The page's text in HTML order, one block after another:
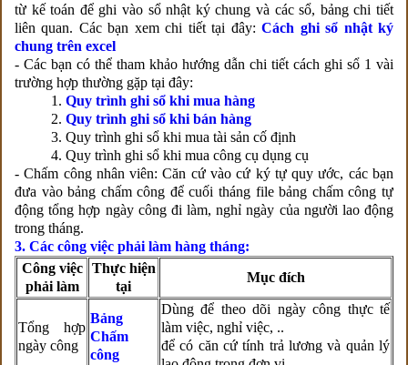
từ kế toán để ghi vào sổ nhật ký chung và các sổ, bảng chi tiết
liên quan. Các bạn xem chi tiết tại đây:Cách ghi sổ nhật ký
chung trên excel
- Các bạn có thể tham khảo hướng dẫn chi tiết cách ghi sổ 1 vài
trường hợp thường gặp tại đây:
1. Quy trình ghi sổ khi mua hàng
2. Quy trình ghi sổ khi bán hàng
3. Quy trình ghi sổ khi mua tài sản cố định
4. Quy trình ghi sổ khi mua công cụ dụng cụ
- Chấm công nhân viên: Căn cứ vào cứ ký tự quy ước, các bạn
đưa vào bảng chấm công để cuối tháng file bảng chấm công tự
động tổng hợp ngày công đi làm, nghỉ ngày của người lao động
trong tháng.
3. Các công việc phải làm hàng tháng:
Công việc
phải làm
Thực hiện
tại
Mục đích
Tổng hợp
ngày công
Bảng
Chấm
công
Dùng để theo dõi ngày công thực tế
làm việc, nghỉ việc, ..
để có căn cứ tính trả lương và quản lý